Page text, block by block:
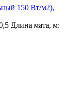
150 Вт/м2),
Длина мата, м: